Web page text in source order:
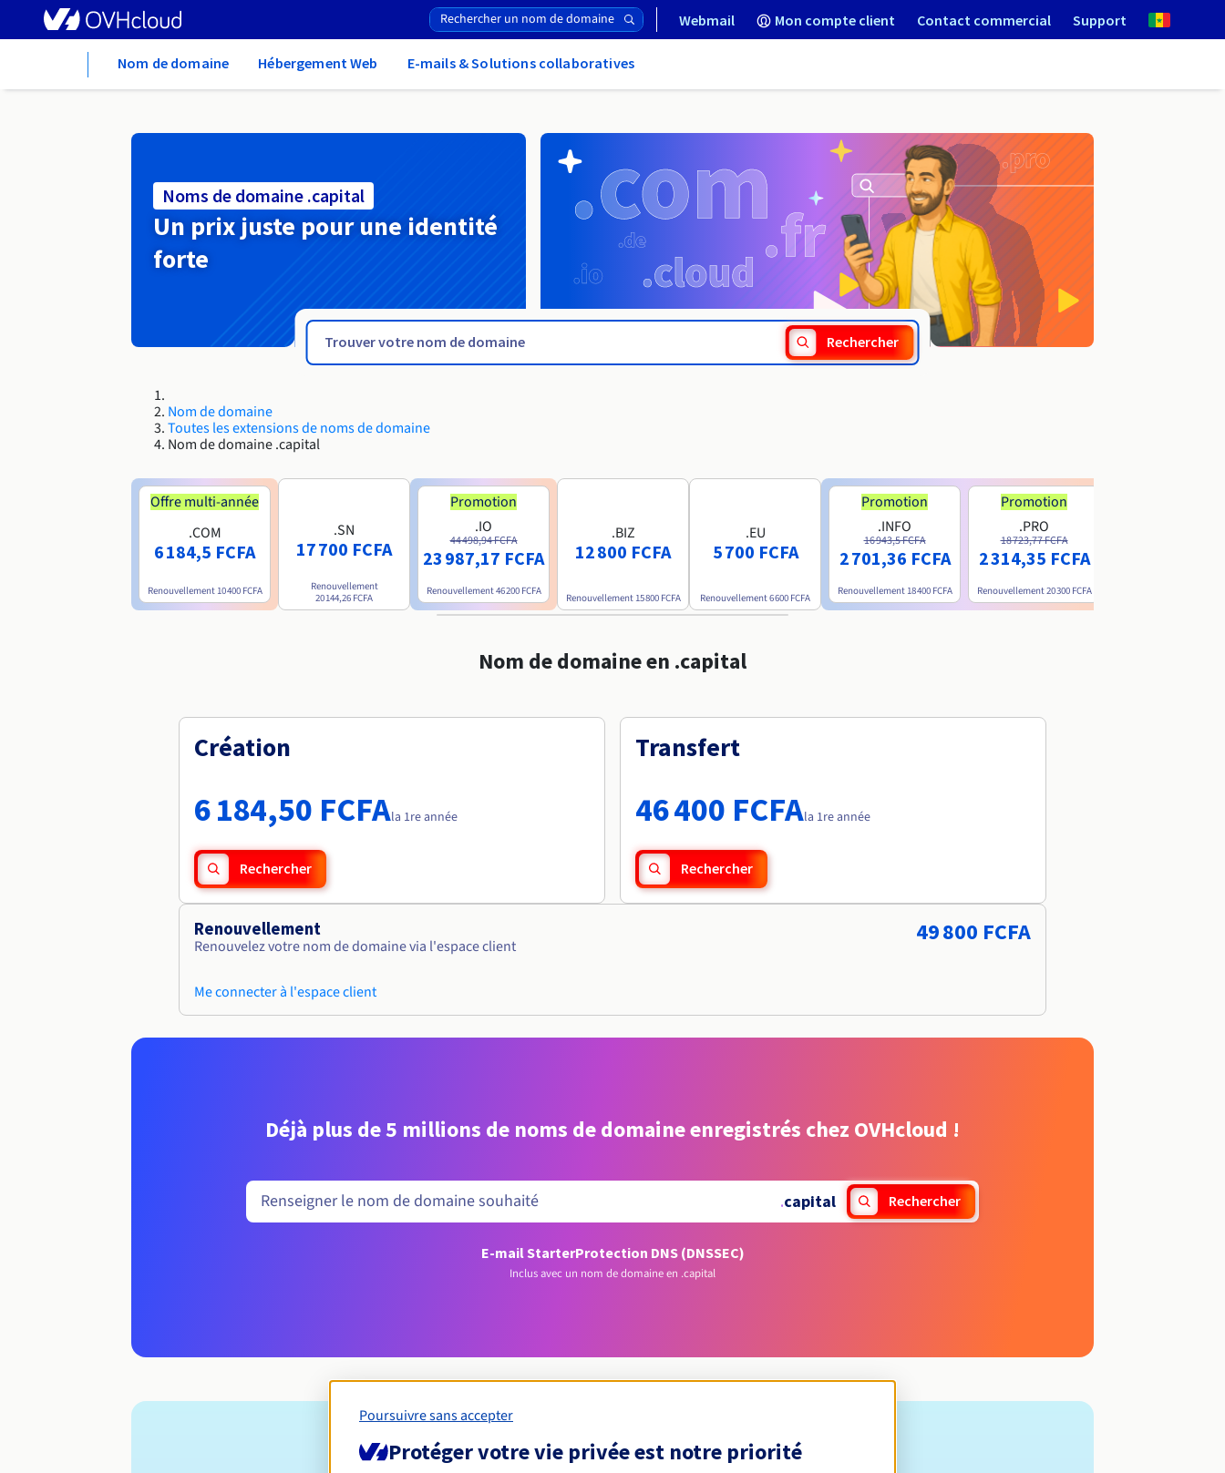
Webmail Mon compte client Contact commercial Support
Nom de domaine Hébergement Web E-mails & Solutions collaboratives
Noms de domaine .capital
Un prix juste pour une identité
forte
Rechercher
Nom de domaine
Toutes les extensions de noms de domaine
Nom de domaine .capital
Offre multi-année
.COM
6 184,5 FCFA
Renouvellement 10 400 FCFA
.SN
17 700 FCFA
Renouvellement
20 144,26 FCFA
Promotion
.IO
44 498,94 FCFA
23 987,17 FCFA
Renouvellement46 200 FCFA
.BIZ
12 800 FCFA
Renouvellement 15 800 FCFA
.EU
5 700 FCFA
Renouvellement6 600 FCFA
Promotion
.INFO
16 943,5 FCFA
2 701,36 FCFA
Renouvellement 18 400 FCFA
Promotion
.PRO
18 723,77 FCFA
2 314,35 FCFA
Renouvellement20 300 FCFA
Nom de domaine en .capital
Création
6 184,50 FCFAla 1re année
Rechercher
Transfert
46 400 FCFAla 1re année
Rechercher
Renouvellement
Renouvelez votre nom de domaine via l'espace client
Me connecter à l'espace client
49 800 FCFA
Déjà plus de 5 millions de noms de domaine enregistrés chez OVHcloud !
.capital Rechercher
E-mail StarterProtection DNS (DNSSEC)
Inclus avec un nom de domaine en .capital
Conditions d'éligibilité
Poursuivre sans accepter
Protéger votre vie privée est notre priorité